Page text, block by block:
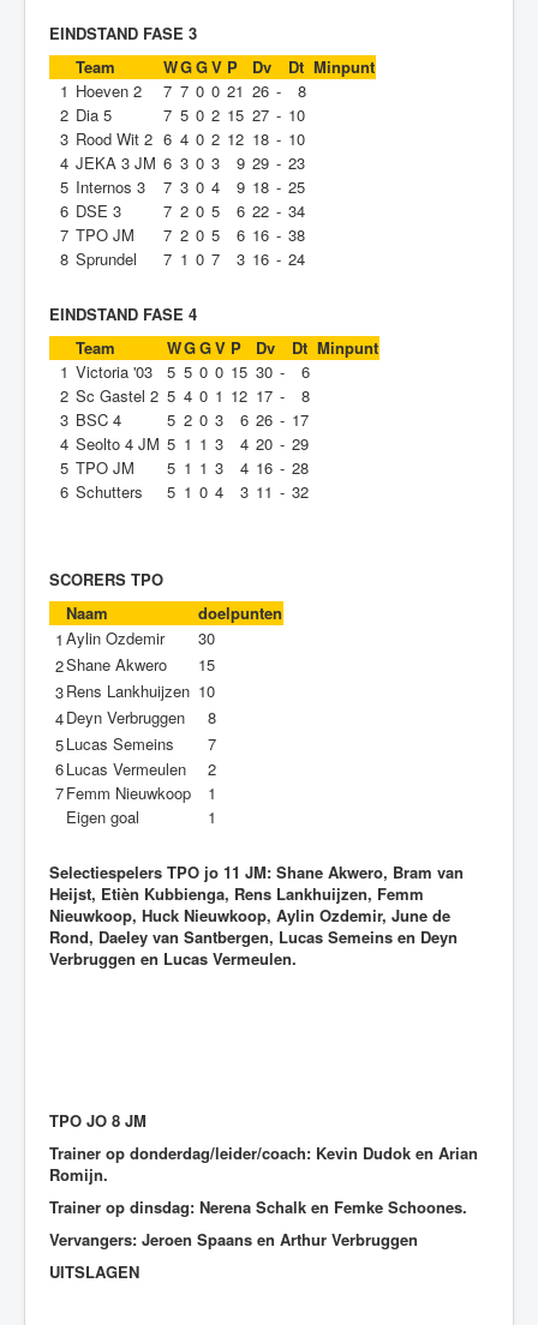
EINDSTAND FASE 3
Team
WGGV P Dv Dt Minpunt
1 Hoeven 2 7 7 0 0 21 26 -
8
2 Dia 5 7 5 0 2 15 27 - 10
3 Rood Wit 2 6 4 0 2 12 18 - 10
4 JEKA 3 JM 6 3 0 3 9 29 - 23
5 Internos 3 7 3 0 4 9 18 - 25
6 DSE 3 7 2 0 5 6 22 - 34
7 TPO JM 7 2 0 5 6 16 - 38
8 Sprundel 7 1 0 7 3 16 - 24
EINDSTAND FASE 4
Team
WGGV P Dv Dt Minpunt
1 Victoria '03 5 5 0 0 15 30 -
6
2 Sc Gastel 2 5 4 0 1 12 17 -
8
3 BSC 4 5 2 0 3 6 26 - 17
4 Seolto 4 JM 5 1 1 3 4 20 - 29
5 TPO JM 5 1 1 3 4 16 - 28
6 Schutters 5 1 0 4 3 11 - 32
SCORERS TPO
Naam
doelpunten
1 Aylin Ozdemir
30
2Shane Akwero
15
3Rens Lankhuijzen 10
4Deyn Verbruggen
8
5Lucas Semeins
7
6Lucas Vermeulen
2
7Femm Nieuwkoop
1
Eigen goal
1
Selectiespelers TPO jo 11 JM: Shane Akwero, Bram van
Heijst, Etièn Kubbienga, Rens Lankhuijzen, Femm
Nieuwkoop, Huck Nieuwkoop, Aylin Ozdemir, June de
Rond, Daeley van Santbergen, Lucas Semeins en Deyn
Verbruggen en Lucas Vermeulen.
TPO JO 8 JM
Trainer op donderdag/leider/coach: Kevin Dudok en Arian
Romijn.
Trainer op dinsdag: Nerena Schalk en Femke Schoones.
Vervangers: Jeroen Spaans en Arthur Verbruggen
UITSLAGEN